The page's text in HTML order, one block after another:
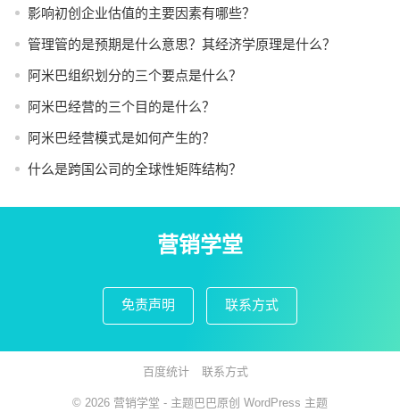
影响初创企业估值的主要因素有哪些？
管理管的是预期是什么意思？其经济学原理是什么？
阿米巴组织划分的三个要点是什么？
阿米巴经营的三个目的是什么？
阿米巴经营模式是如何产生的？
什么是跨国公司的全球性矩阵结构？
营销学堂
免责声明 联系方式
百度统计 联系方式
© 2026 营销学堂 - 主题巴巴原创 WordPress 主题